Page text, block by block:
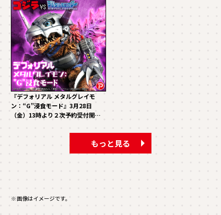
『デフォリアル メタルグレイモ
ン：“G”浸食モード』3月28日
（金）13時より２次予約受付開
もっと見る
※画像はイメージです。